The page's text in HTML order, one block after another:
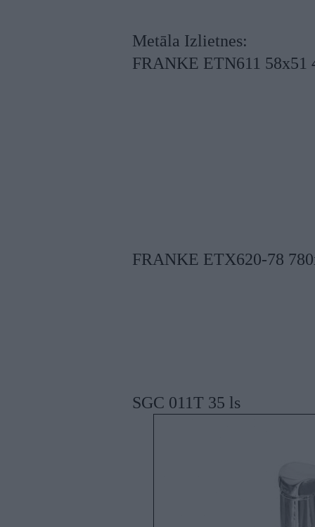
Metāla Izlietnes:
FRANKE ETN611 58x51
FRANKE ETX620-78
SGC 011T 35 ls